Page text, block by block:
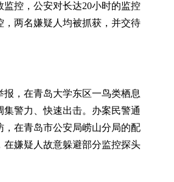
控，公安对长达20小时的监控
两名嫌疑人均被抓获，并交待
，在青岛大学东区一鸟类栖息
警力、快速出击。办案民警通
在青岛市公安局崂山分局的配
嫌疑人故意躲避部分监控探头